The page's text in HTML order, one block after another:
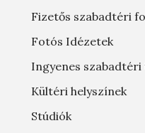
Fizetős szabadtéri
Fotós Idézetek
Ingyenes
Kültéri helyszínek
Stúdiók